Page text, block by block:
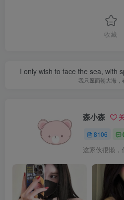
收藏
I only wish to face the sea, with
我只愿面朝大海，
森小森
8106
这家伙很懒，